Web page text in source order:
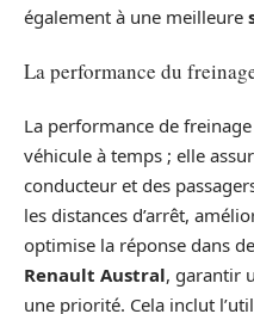
également à une meilleure
La performance du
La performance de
véhicule à temps ; elle
conducteur et des
les distances d’arrêt,
optimise la réponse dans
Renault Austral, garantir
une priorité. Cela inclut